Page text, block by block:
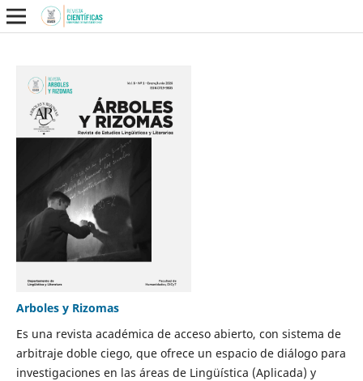
Arboles y Rizomas
Es una revista académica de acceso abierto, con sistema de
arbitraje doble ciego, que ofrece un espacio de diálogo para
investigaciones en las áreas de Lingüística (Aplicada) y